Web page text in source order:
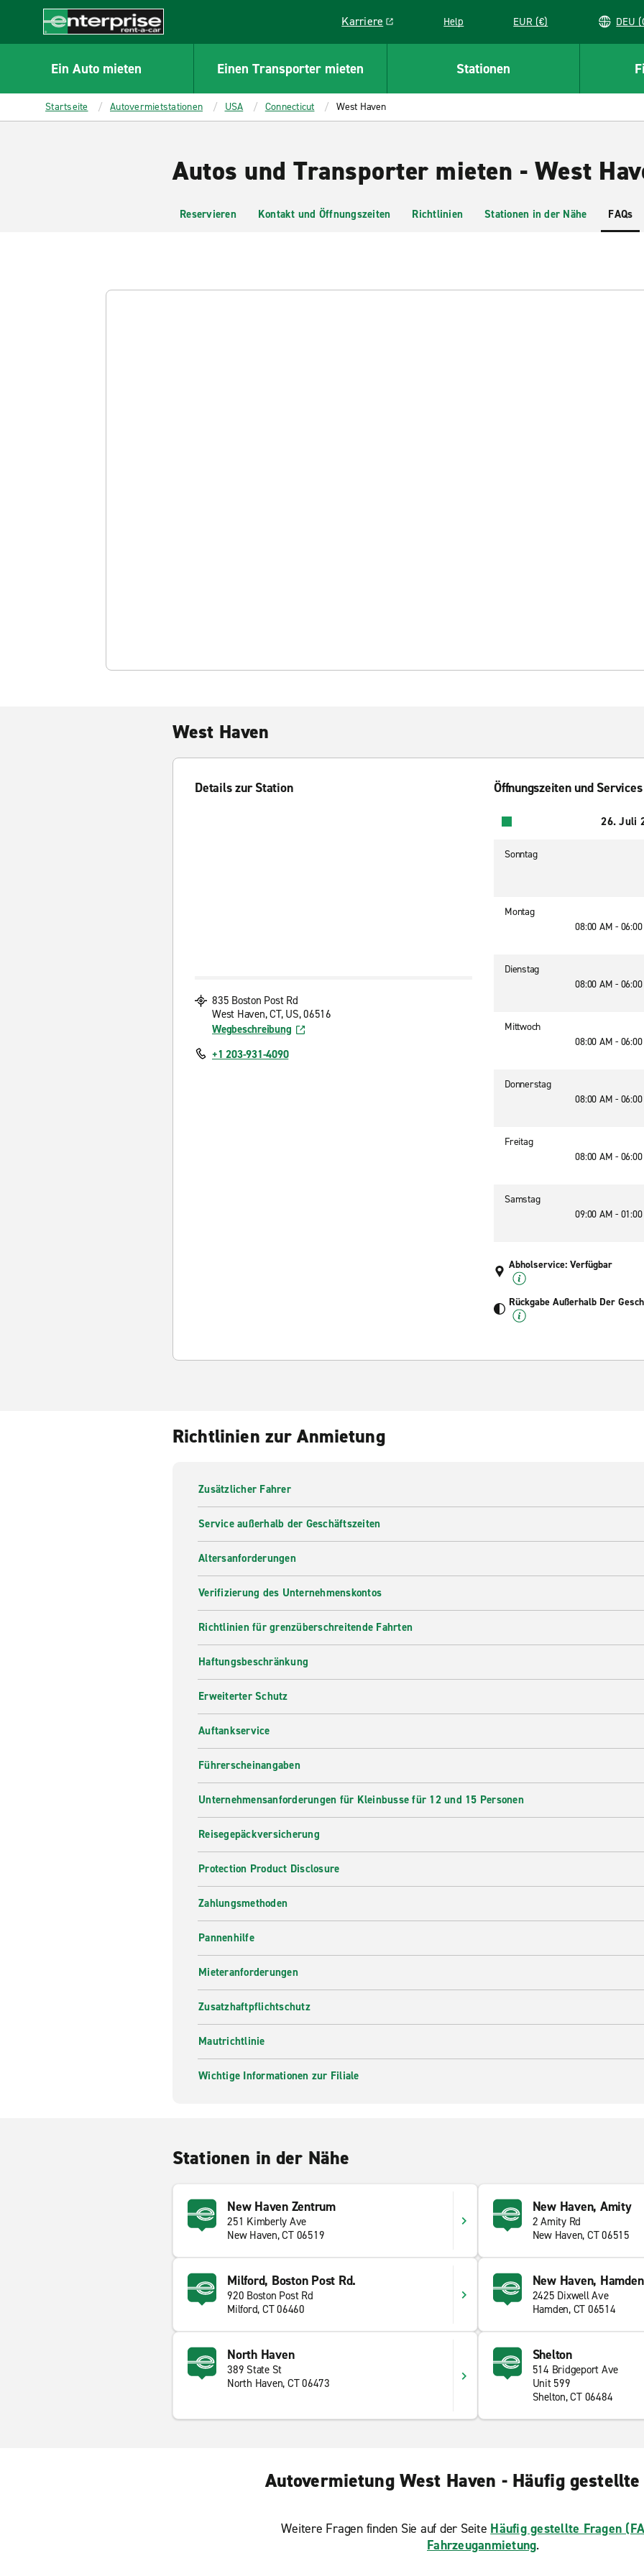
CONTENT
Enterprise
Karriere
Link opens in a new window
Help EUR (€)
Ein Auto mieten Einen Transporter mieten Stationen
Startseite Autovermietstationen USA Connecticut West Haven
Autos und Transporter mieten - West
Reservieren Kontakt und Öffnungszeiten Richtlinien Stationen in der Nähe FAQs
West Haven
Details zur Station
835 Boston Post Rd
West Haven, CT, US, 06516
Wegbeschreibung
+1 203-931-4090
Öffnungszeiten und Services
26. Juli
Sonntag
Montag
08:00 AM -
Dienstag
08:00 AM -
Mittwoch
08:00 AM -
Donnerstag
08:00 AM -
Freitag
08:00 AM -
Samstag
09:00 AM -
Abholservice: Verfügbar
Rückgabe Außerhalb Der
Richtlinien zur Anmietung
Zusätzlicher Fahrer
Service außerhalb der Geschäftszeiten
Altersanforderungen
Verifizierung des Unternehmenskontos
Richtlinien für grenzüberschreitende Fahrten
Haftungsbeschränkung
Erweiterter Schutz
Auftankservice
Führerscheinangaben
Unternehmensanforderungen für Kleinbusse für 12 und 15 Personen
Reisegepäckversicherung
Protection Product Disclosure
Zahlungsmethoden
Pannenhilfe
Mieteranforderungen
Zusatzhaftpflichtschutz
Mautrichtlinie
Wichtige Informationen zur Filiale
Stationen in der Nähe
New Haven Zentrum
251 Kimberly Ave
New Haven, CT 06519
New Haven, Amity
2 Amity Rd
New Haven, CT 06515
Milford, Boston Post Rd.
920 Boston Post Rd
Milford, CT 06460
New Haven, Hamden
2425 Dixwell Ave
Hamden, CT 06514
North Haven
389 State St
North Haven, CT 06473
Shelton
514 Bridgeport Ave
Unit 599
Shelton, CT 06484
Autovermietung West Haven - Häufig gestellte
Weitere Fragen finden Sie auf der Seite Häufig gestellte Fragen
Fahrzeuganmietung.